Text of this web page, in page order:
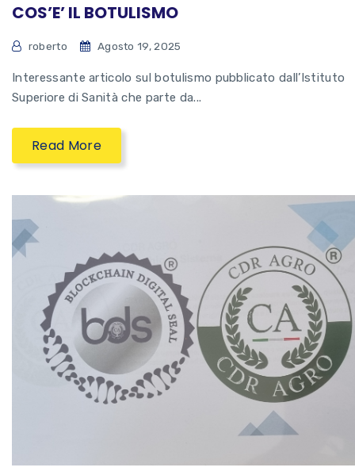
COS’E’ IL BOTULISMO
roberto Agosto 19, 2025
Interessante articolo sul botulismo pubblicato dall’Istituto
Superiore di Sanità che parte da...
Read More